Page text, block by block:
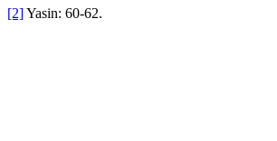
[2]Yasin: 60-62.